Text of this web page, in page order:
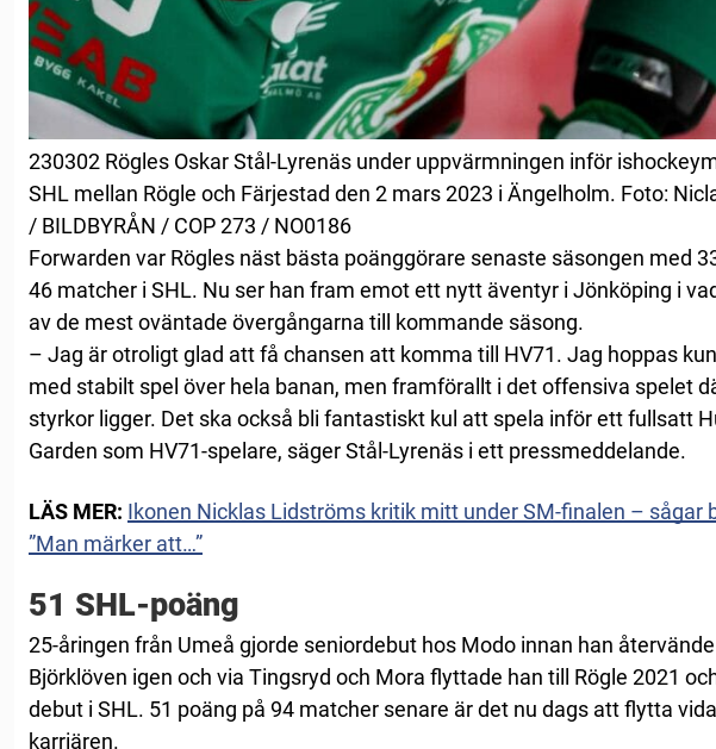
230302 Rögles Oskar Stål-Lyrenäs under uppvärmningen inför
SHL mellan Rögle och Färjestad den 2 mars 2023 i Ängelholm. Foto:
/ BILDBYRÅN / COP 273 / NO0186
Forwarden var Rögles näst bästa poänggörare senaste säsongen med
46 matcher i SHL. Nu ser han fram emot ett nytt äventyr i Jönköping i
av de mest oväntade övergångarna till kommande säsong.
– Jag är otroligt glad att få chansen att komma till HV71. Jag hoppas
med stabilt spel över hela banan, men framförallt i det offensiva spelet
styrkor ligger. Det ska också bli fantastiskt kul att spela inför ett fullsatt
Garden som HV71-spelare, säger Stål-Lyrenäs i ett pressmeddelande.
LÄS MER: Ikonen Nicklas Lidströms kritik mitt under SM-finalen – sågar
”Man märker att…”
51 SHL-poäng
25-åringen från Umeå gjorde seniordebut hos Modo innan han återvände
Björklöven igen och via Tingsryd och Mora flyttade han till Rögle 2021
debut i SHL. 51 poäng på 94 matcher senare är det nu dags att flytta
karriären.